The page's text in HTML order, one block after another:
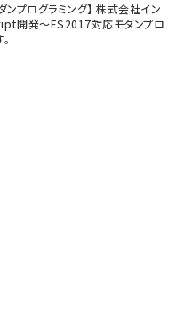
プログラミング】 株式会社イン
開発～ES2017対応モダンプロ